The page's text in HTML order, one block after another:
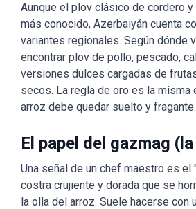
Aunque el plov clásico de cordero
más conocido, Azerbaiyán cuenta
variantes regionales. Según dónde
encontrar plov de pollo, pescado,
versiones dulces cargadas de
secos. La regla de oro es la misma
arroz debe quedar suelto y fragante.
El papel del gazmag
Una señal de un chef maestro es el
costra crujiente y dorada que se
la olla del arroz. Suele hacerse con